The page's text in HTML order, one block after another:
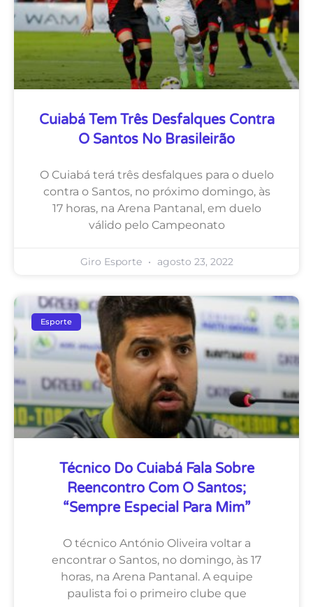
Cuiabá Tem Três Desfalques Contra
O Santos No Brasileirão
O Cuiabá terá três desfalques para o duelo
contra o Santos, no próximo domingo, às
17 horas, na Arena Pantanal, em duelo
válido pelo Campeonato
Giro Esporte agosto 23, 2022
Esporte
Técnico Do Cuiabá Fala Sobre
Reencontro Com O Santos;
“sempre Especial Para Mim”
O técnico António Oliveira voltar a
encontrar o Santos, no domingo, às 17
horas, na Arena Pantanal. A equipe
paulista foi o primeiro clube que